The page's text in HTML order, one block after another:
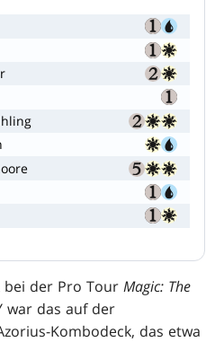
bei der Pro TourMagic: The
war das auf der
Kombodeck, das etwa